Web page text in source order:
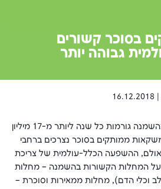
בסוכר קשורים
גבוהה יותר
16.12.2018
מחלות כרוניות הקשורות בהשמנה גורמות כל שנה ליותר מ-17 מיליון
ממותקים בסוכר נצרכים ברחבי
ההשפעה הכלל-עולמית של צריכת
המחלות הקשורות בהשמנה – מחלות
לב וכלי הדם), מחלות ממאירות וסוכרת –